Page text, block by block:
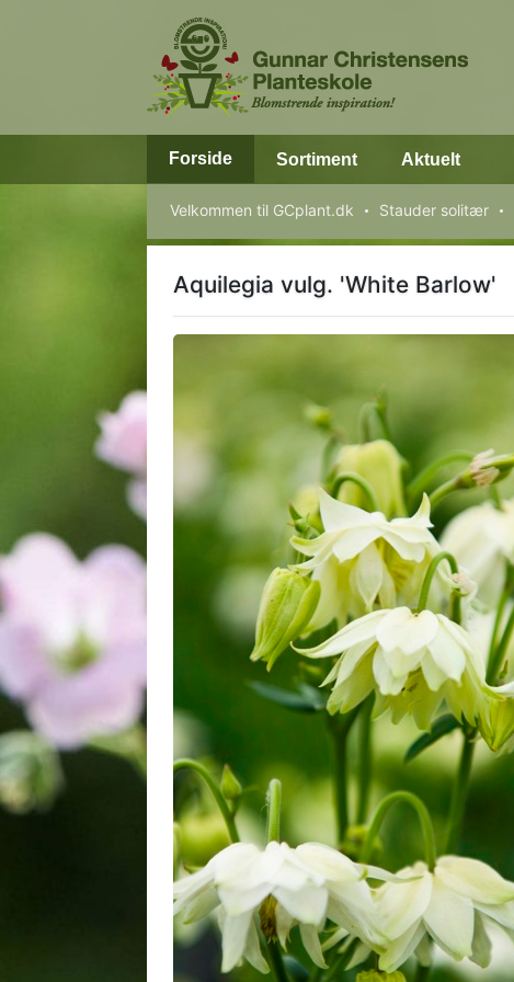
Forside Sortiment Aktuelt
Velkommen til GCplant.dk Stauder solitær
Aquilegia vulg. 'White Barlow'